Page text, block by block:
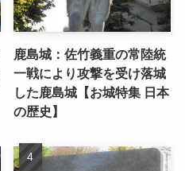
鹿島城：佐竹義重の常陸統
一戦により攻撃を受け落城
した鹿島城【お城特集 日本
の歴史】